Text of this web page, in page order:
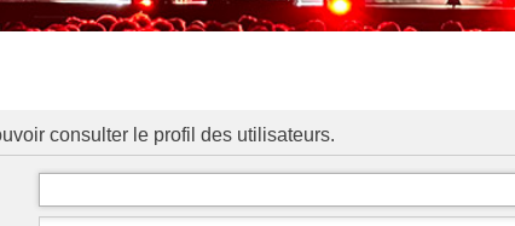
consulter le profil des utilisateurs.